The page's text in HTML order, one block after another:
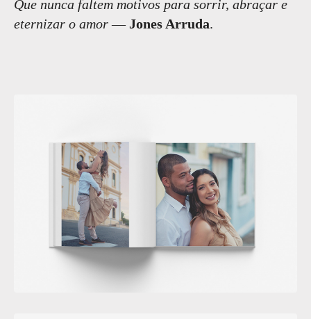
Que nunca faltem motivos para sorrir, abraçar e
eternizar o amor—Jones Arruda.